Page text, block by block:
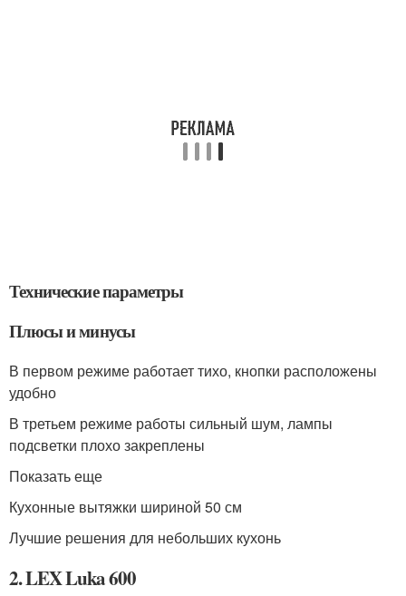
Технические параметры
Плюсы и минусы
В первом режиме работает тихо, кнопки расположены
удобно
В третьем режиме работы сильный шум, лампы
подсветки плохо закреплены
Показать еще
Кухонные вытяжки шириной 50 см
Лучшие решения для небольших кухонь
2. LEX Luka 600